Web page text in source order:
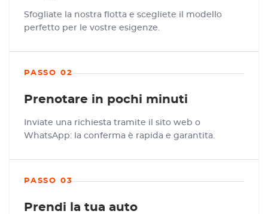
Sfogliate la nostra flotta e scegliete il modello
perfetto per le vostre esigenze.
PASSO 02
Prenotare in pochi minuti
Inviate una richiesta tramite il sito web o
WhatsApp: la conferma è rapida e garantita.
PASSO 03
Prendi la tua auto